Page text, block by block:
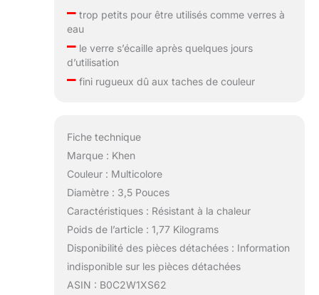
–trop petits pour être utilisés comme verres à
eau
–le verre s’écaille après quelques jours
d’utilisation
–fini rugueux dû aux taches de couleur
Fiche technique
Marque : Khen
Couleur : Multicolore
Diamètre : 3,5 Pouces
Caractéristiques : Résistant à la chaleur
Poids de l’article : 1,77 Kilograms
Disponibilité des pièces détachées : Information
indisponible sur les pièces détachées
ASIN : B0C2W1XS62